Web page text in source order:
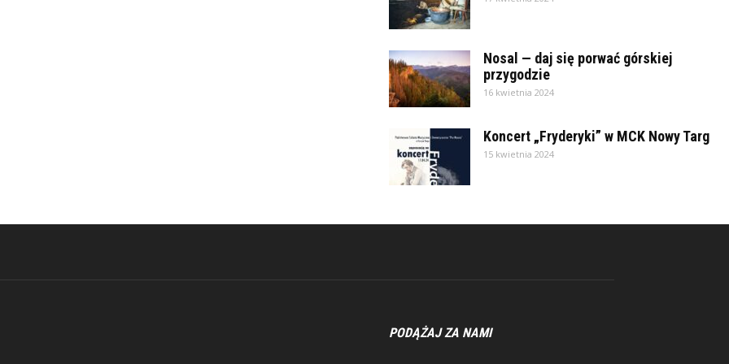
Nosal — daj się porwać górskiej
przygodzie
16 kwietnia 2024
Koncert „Fryderyki” w MCK Nowy Targ
15 kwietnia 2024
PODĄŻAJ ZA NAMI